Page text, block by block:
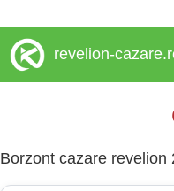
revelion-
Borzont cazare